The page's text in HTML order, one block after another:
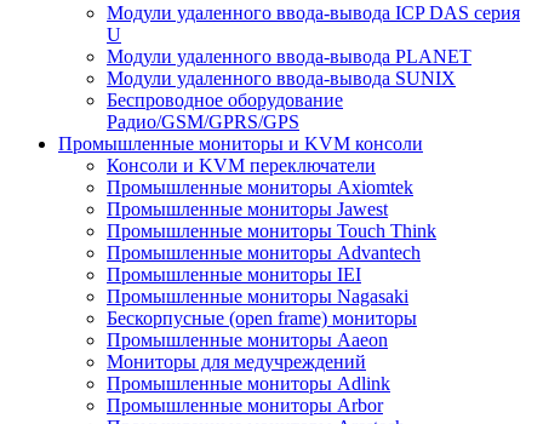
Модули удаленного ввода-вывода ICP DAS серия
U
Модули удаленного ввода-вывода PLANET
Модули удаленного ввода-вывода SUNIX
Беспроводное оборудование
Радио/GSM/GPRS/GPS
Промышленные мониторы и KVM консоли
Консоли и KVM переключатели
Промышленные мониторы Axiomtek
Промышленные мониторы Jawest
Промышленные мониторы Touch Think
Промышленные мониторы Advantech
Промышленные мониторы IEI
Промышленные мониторы Nagasaki
Бескорпусные (open frame) мониторы
Промышленные мониторы Aaeon
Мониторы для медучреждений
Промышленные мониторы Adlink
Промышленные мониторы Arbor